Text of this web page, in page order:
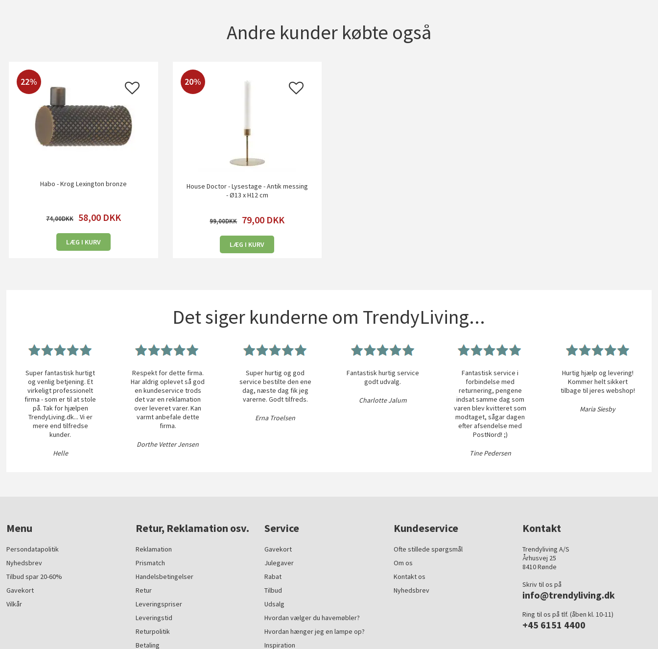
Andre kunder købte også
22%
Habo - Krog Lexington bronze
74,00 58,00 DKK
LÆG I KURV
20%
House Doctor - Lysestage - Antik messing
- Ø13 x H12 cm
99,00 79,00 DKK
LÆG I KURV
Det siger kunderne om TrendyLiving...
Super fantastisk hurtigt
og venlig betjening. Et
virkeligt professionelt
firma - som er til at stole
på. Tak for hjælpen
TrendyLiving.dk... Vi er
mere end tilfredse
kunder.
Helle
Respekt for dette firma.
Har aldrig oplevet så god
en kundeservice trods
det var en reklamation
over leveret varer. Kan
varmt anbefale dette
firma.
Dorthe Vetter Jensen
Super hurtig og god
service bestilte den ene
dag, næste dag fik jeg
varerne. Godt tilfreds.
Erna Troelsen
Fantastisk hurtig service
godt udvalg.
Charlotte Jalum
Fantastisk service i
forbindelse med
returnering, pengene
indsat samme dag som
varen blev kvitteret som
modtaget, sågar dagen
efter afsendelse med
PostNord! ;)
Tine Pedersen
Hurtig hjælp og levering!
Kommer helt sikkert
tilbage til jeres webshop!
Maria Siesby
Menu
Persondatapolitik
Nyhedsbrev
Tilbud spar 20-60%
Gavekort
Vilkår
Retur, Reklamation osv.
Reklamation
Prismatch
Handelsbetingelser
Retur
Leveringspriser
Leveringstid
Returpolitik
Betaling
Service
Gavekort
Julegaver
Rabat
Tilbud
Udsalg
Hvordan vælger du havemøbler?
Hvordan hænger jeg en lampe op?
Inspiration
Kundeservice
Ofte stillede spørgsmål
Om os
Kontakt os
Nyhedsbrev
Kontakt
Trendyliving A/S
Århusvej 25
8410 Rønde
Skriv til os på
info@trendyliving.dk
Ring til os på tlf. (åben kl. 10-11)
+45 6151 4400